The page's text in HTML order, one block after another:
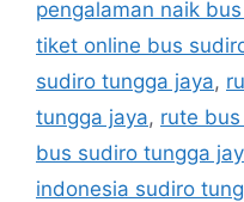
pengalaman naik
tiket online bus
sudiro tungga jaya,
tungga jaya, rute
bus sudiro tungga
indonesia sudiro